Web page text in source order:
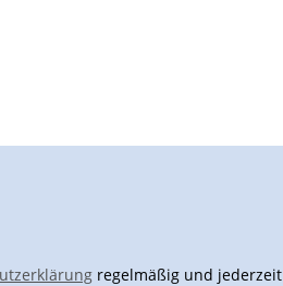
regelmäßig und jederzeit